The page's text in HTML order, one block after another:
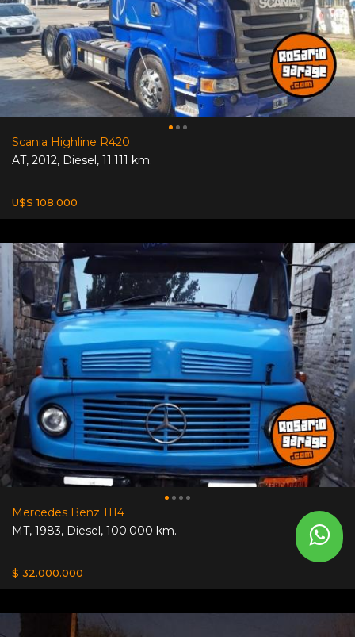
Scania Highline R420
AT, 2012, Diesel, 11.111 km.
U$S 108.000
Mercedes Benz 1114
MT, 1983, Diesel, 100.000 km.
$ 32.000.000